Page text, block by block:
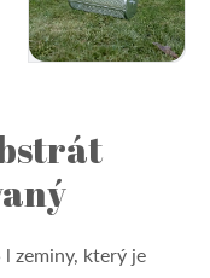
zeminy, který je